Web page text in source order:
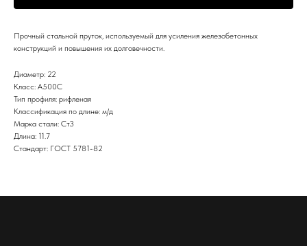
Прочный стальной пруток, используемый для усиления железобетонных
конструкций и повышения их долговечности.
Диаметр: 22
Класс: А500С
Тип профиля: рифленая
Классификация по длине: м/д
Марка стали: Ст3
Длина: 11.7
Стандарт: ГОСТ 5781-82